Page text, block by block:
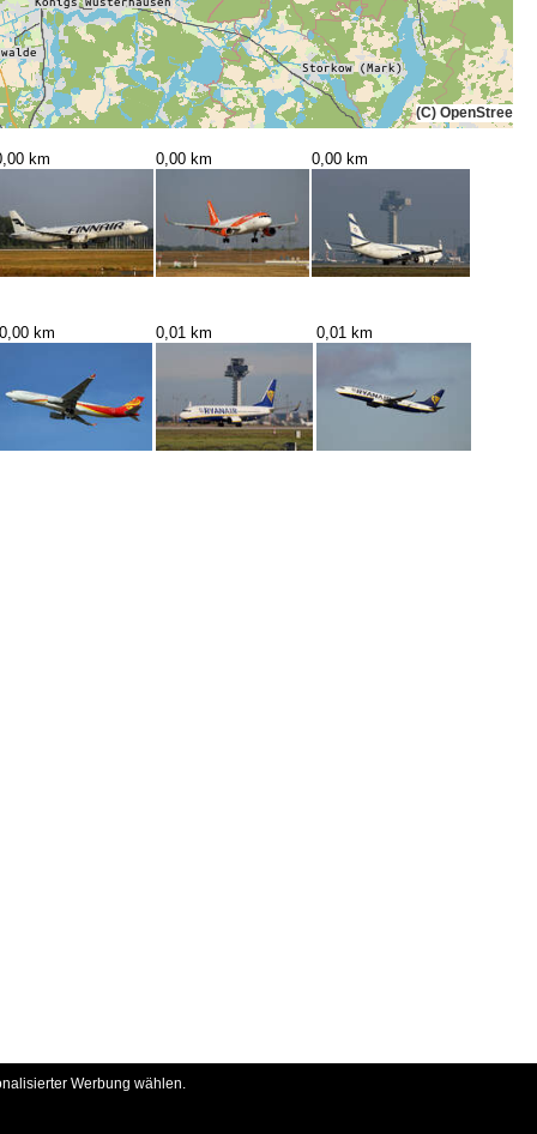
(C)
km 0,00 km 0,00 km
0,00 km 0,01 km 0,01 km
Werbung wählen.